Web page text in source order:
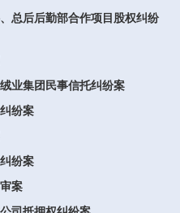
总后后勤部合作项目股权纠纷
业集团民事信托纠纷案
纷案
纷案
案